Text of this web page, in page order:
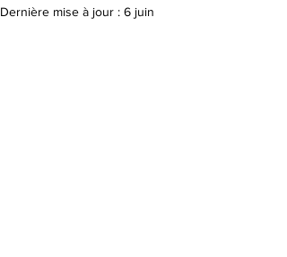
Dernière mise à jour : 6 juin